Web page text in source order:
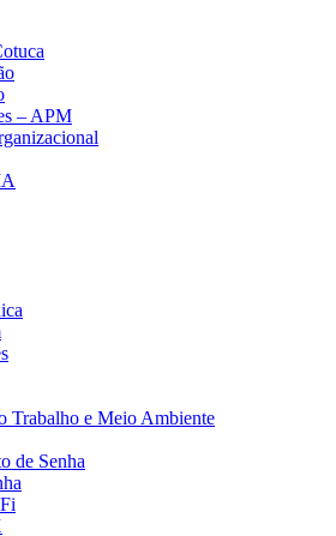
– APM
Trabalho e Meio Ambiente
de Senha